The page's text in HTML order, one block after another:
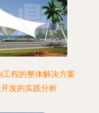
程的整体解决方案
发的实践分析